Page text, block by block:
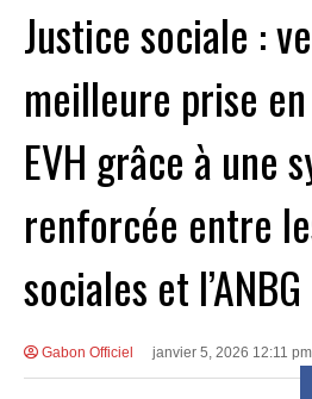
Justice sociale :
meilleure prise
EVH grâce à une
renforcée entre
sociales et l’ANBG
Gabon Officiel janvier 5, 2026 12:11 pm